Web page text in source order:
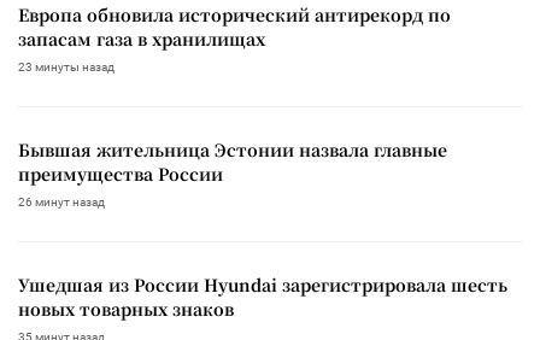
Европа обновила исторический антирекорд по
запасам газа в хранилищах
23 минуты назад
Бывшая жительница Эстонии назвала главные
преимущества России
26 минут назад
Ушедшая из России Hyundai зарегистрировала шесть
новых товарных знаков
35 минут назад